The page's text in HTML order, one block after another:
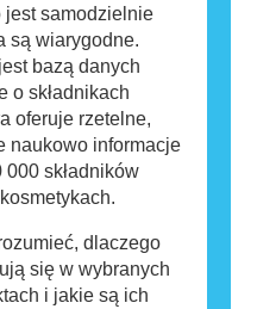
jest samodzielnie
są wiarygodne.
bazą danych
o składnikach
oferuje rzetelne,
naukowo informacje
składników
dlaczego
się w wybranych
i jakie są ich